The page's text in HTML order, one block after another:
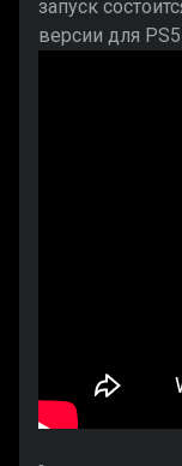
запуск
версии для